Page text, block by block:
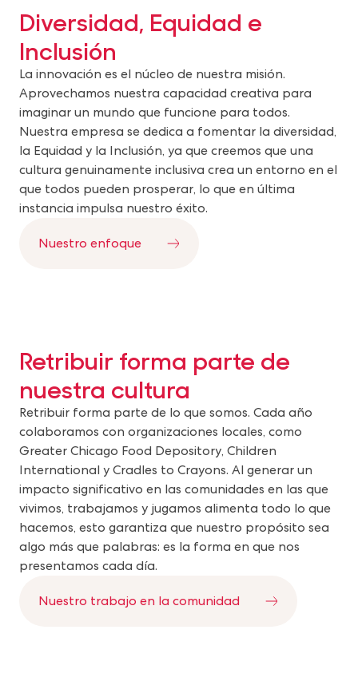
Diversidad, Equidad e
Inclusión
La innovación es el núcleo de nuestra misión.
Aprovechamos nuestra capacidad creativa para
imaginar un mundo que funcione para todos.
Nuestra empresa se dedica a fomentar la diversidad,
la Equidad y la Inclusión, ya que creemos que una
cultura genuinamente inclusiva crea un entorno en el
que todos pueden prosperar, lo que en última
instancia impulsa nuestro éxito.
Nuestro enfoque
Retribuir forma parte de
nuestra cultura
Retribuir forma parte de lo que somos. Cada año
colaboramos con organizaciones locales, como
Greater Chicago Food Depository, Children
International y Cradles to Crayons. Al generar un
impacto significativo en las comunidades en las que
vivimos, trabajamos y jugamos alimenta todo lo que
hacemos, esto garantiza que nuestro propósito sea
algo más que palabras: es la forma en que nos
presentamos cada día.
Nuestro trabajo en la comunidad